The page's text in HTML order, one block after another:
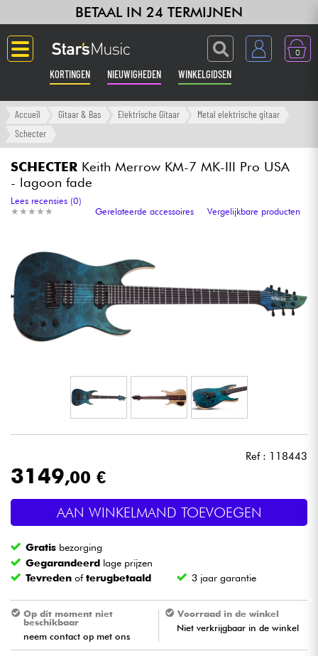
BETAAL IN 24 TERMIJNEN
0
KORTINGEN NIEUWIGHEDEN WINKELGIDSEN
Langue
Versterker & Effecten
Synths & samplers
Home-studio
Hoofdtelefoon
Licht
Drums & percussie
Blaasinstrument
Kinderen
Accueil Gitaar & Bas Elektrische Gitaar
Metal elektrische gitaar
Schecter
SCHECTER Keith Merrow KM-7 MK-III Pro USA
- lagoon fade
★ ★ ★ ★ ★
★ ★ ★ ★ ★
Lees recensies (0)
Gerelateerde accessoires
Vergelijkbare producten
Ref : 118443
3149,00 €
AAN WINKELMAND TOEVOEGEN
Gratis bezorging
Gegarandeerd lage prijzen
Tevreden ofterugbetaald 3 jaar garantie
Op dit moment niet
beschikbaar
neem contact op met ons
Voorraad in de winkel
Niet verkrijgbaar in de winkel